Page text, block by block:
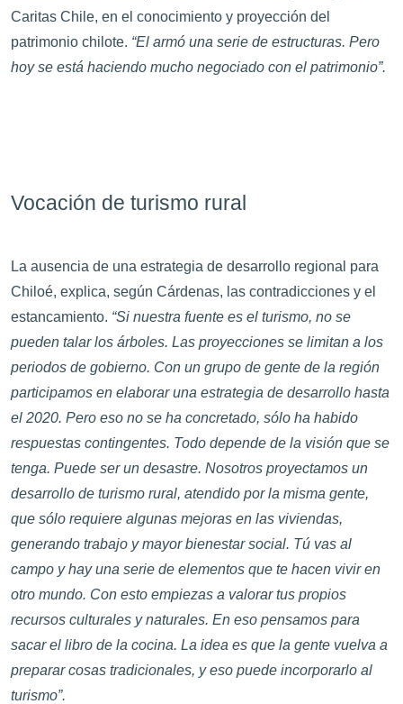
Caritas Chile, en el conocimiento y proyección del
patrimonio chilote. “El armó una serie de estructuras. Pero
hoy se está haciendo mucho negociado con el patrimonio”.
Vocación de turismo rural
La ausencia de una estrategia de desarrollo regional para
Chiloé, explica, según Cárdenas, las contradicciones y el
estancamiento. “Si nuestra fuente es el turismo, no se
pueden talar los árboles. Las proyecciones se limitan a los
periodos de gobierno. Con un grupo de gente de la región
participamos en elaborar una estrategia de desarrollo hasta
el 2020. Pero eso no se ha concretado, sólo ha habido
respuestas contingentes. Todo depende de la visión que se
tenga. Puede ser un desastre. Nosotros proyectamos un
desarrollo de turismo rural, atendido por la misma gente,
que sólo requiere algunas mejoras en las viviendas,
generando trabajo y mayor bienestar social. Tú vas al
campo y hay una serie de elementos que te hacen vivir en
otro mundo. Con esto empiezas a valorar tus propios
recursos culturales y naturales. En eso pensamos para
sacar el libro de la cocina. La idea es que la gente vuelva a
preparar cosas tradicionales, y eso puede incorporarlo al
turismo”.